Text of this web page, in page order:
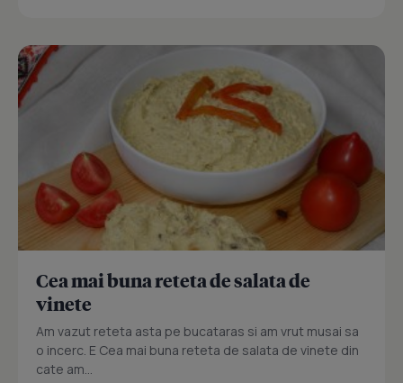
Cea mai buna reteta de salata de
vinete
Am vazut reteta asta pe bucataras si am vrut musai sa
o incerc. E Cea mai buna reteta de salata de vinete din
cate am...